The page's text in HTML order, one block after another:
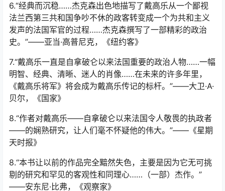
6.“经典而沉稳……杰克森出色地描写了戴高乐从一个鄙视
法兰西第三共和国争吵不休的政客转变成一个为共和主义
发声的法国军官的过程……杰克森撰写了一部精彩的政治
史。”——亚当·高普尼克，《纽约客》
7.“戴高乐一直是自拿破仑以来法国重要的政治人物……一幅
明智、经典、清晰、迷人的肖像……在未来的许多年里，
《戴高乐将军》将会成为戴高乐传记的标杆。”——大卫·A·
贝尔，《国家》
8.“作者对戴高乐——自拿破仑以来法国令人敬畏的执政者
——的娴熟研究，让人们毫不怀疑他的伟大。”——《星期
天时报》
8.“本书让以前的作品完全黯然失色，主要是因为它无可挑
剔的研究和罕见的客观性和同理心……（一部）杰作。”
——安东尼·比弗，《观察家》